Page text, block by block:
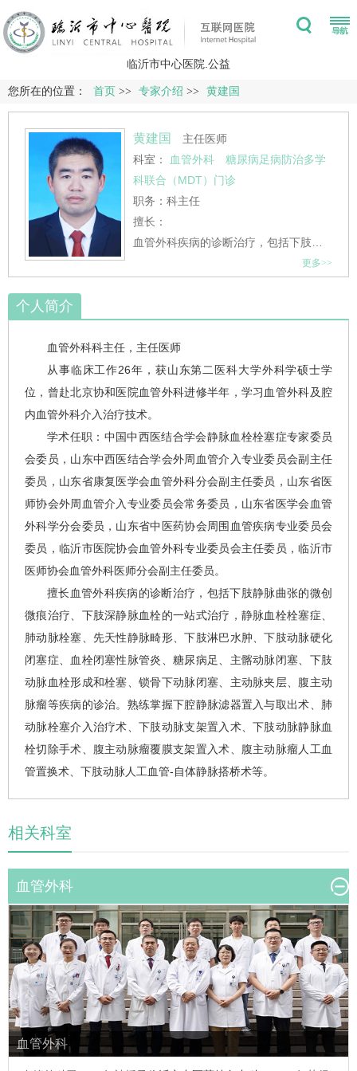
临沂市中心医院.公益
您所在的位置： 首页 >> 专家介绍 >> 黄建国
黄建国
主任医师
科室：
血管外科
糖尿病足病防治多学
科联合（MDT）门诊
职务：科主任
擅长：
更多>>
个人简介
血管外科科主任，主任医师
从事临床工作26年，获山东第二医科大学外科学硕士学
位，曾赴北京协和医院血管外科进修半年，学习血管外科及腔
内血管外科介入治疗技术。
学术任职：中国中西医结合学会静脉血栓栓塞症专家委员
会委员，山东中西医结合学会外周血管介入专业委员会副主任
委员，山东省康复医学会血管外科分会副主任委员，山东省医
师协会外周血管介入专业委员会常务委员，山东省医学会血管
外科学分会委员，山东省中医药协会周围血管疾病专业委员会
委员，临沂市医院协会血管外科专业委员会主任委员，临沂市
医师协会血管外科医师分会副主任委员。
擅长血管外科疾病的诊断治疗，包括下肢静脉曲张的微创
微痕治疗、下肢深静脉血栓的一站式治疗，静脉血栓栓塞症、
肺动脉栓塞、先天性静脉畸形、下肢淋巴水肿、下肢动脉硬化
闭塞症、血栓闭塞性脉管炎、糖尿病足、主髂动脉闭塞、下肢
动脉血栓形成和栓塞、锁骨下动脉闭塞、主动脉夹层、腹主动
脉瘤等疾病的诊治。熟练掌握下腔静脉滤器置入与取出术、肺
动脉栓塞介入治疗术、下肢动脉支架置入术、下肢动脉静脉血
栓切除手术、腹主动脉瘤覆膜支架置入术、腹主动脉瘤人工血
管置换术、下肢动脉人工血管-自体静脉搭桥术等。
相关科室
血管外科
血管外科